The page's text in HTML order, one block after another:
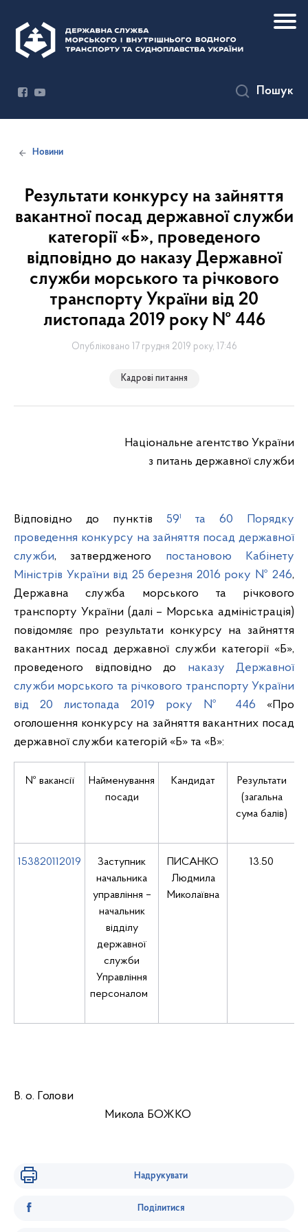
Пошук
Новини
Результати конкурсу на зайняття
вакантної посад державної служби
категорії «Б», проведеного
відповідно до наказу Державної
служби морського та річкового
транспорту України від 20
листопада 2019 року № 446
Опубліковано 17 грудня 2019 року, 17:46
Кадрові питання
Національне агентство України
з питань державної служби
Відповідно до пунктів 59¹ та 60 Порядку
проведення конкурсу на зайняття посад державної
служби, затвердженого постановою Кабінету
Міністрів України від 25 березня 2016 року № 246,
Державна служба морського та річкового
транспорту України (далі – Морська адміністрація)
повідомляє про результати конкурсу на зайняття
вакантних посад державної служби категорії «Б»,
проведеного відповідно до наказу Державної
служби морського та річкового транспорту України
від 20 листопада 2019 року № 446 «Про
оголошення конкурсу на зайняття вакантних посад
державної служби категорій «Б» та «В»:
№ вакансії
Найменування
посади
Кандидат
Результати
(загальна
сума балів)
153820112019
Заступник
начальника
управління –
начальник
відділу
державної
служби
Управління
персоналом
ПИСАНКО
Людмила
Миколаївна
13.50
В. о. Голови
Микола БОЖКО
Надрукувати
Поділитися